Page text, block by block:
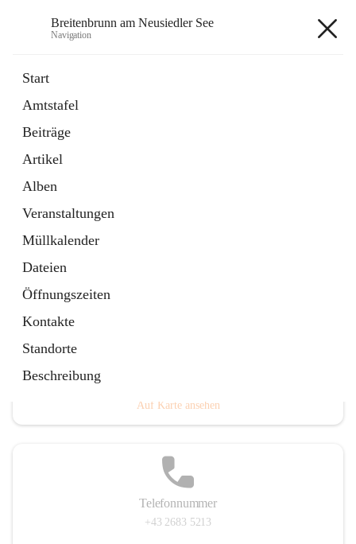
Breitenbrunn am Neusiedler See
Navigation
Start
Amtstafel
Beiträge
Artikel
Alben
Veranstaltungen
Müllkalender
Dateien
Öffnungszeiten
Kontakte
Standorte
Beschreibung
18 Schnellzugriffe
Gemeindeservice
Auf Karte ansehen
Telefonnummer
+43 2683 5213